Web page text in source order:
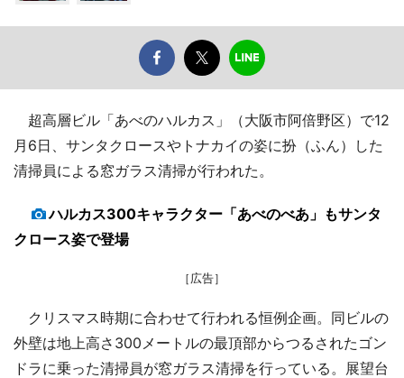
超高層ビル「あべのハルカス」（大阪市阿倍野区）で12
月6日、サンタクロースやトナカイの姿に扮（ふん）した
清掃員による窓ガラス清掃が行われた。
ハルカス300キャラクター「あべのべあ」もサンタ
クロース姿で登場
［広告］
クリスマス時期に合わせて行われる恒例企画。同ビルの
外壁は地上高さ300メートルの最頂部からつるされたゴン
ドラに乗った清掃員が窓ガラス清掃を行っている。展望台